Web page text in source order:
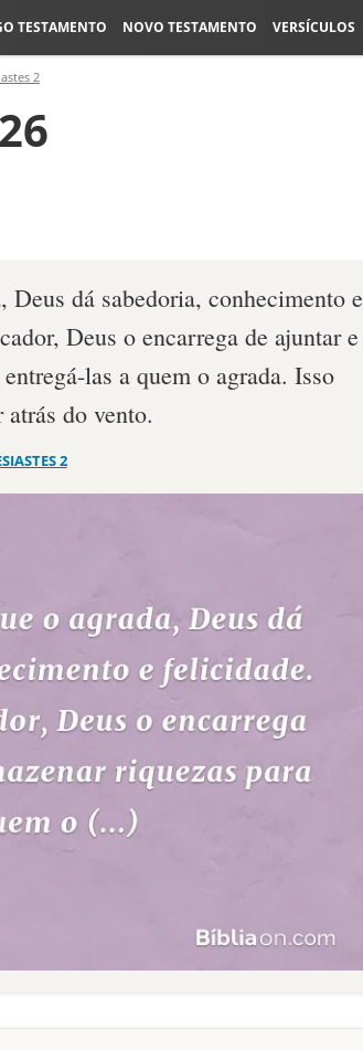
TESTAMENTO NOVO TESTAMENTO VERSÍCULOS
2
Deus dá sabedoria, conhe­cimento e
Deus o encarrega de ajuntar e
las a quem o agrada. Isso
do vento.
2